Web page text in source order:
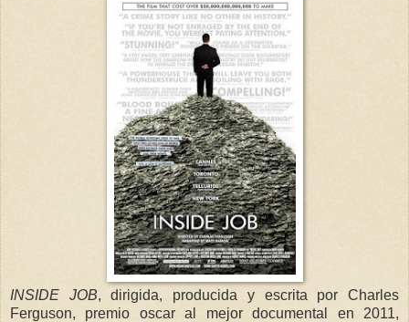
INSIDE JOB, dirigida, producida y escrita por Charles
Ferguson, premio oscar al mejor documental en 2011,